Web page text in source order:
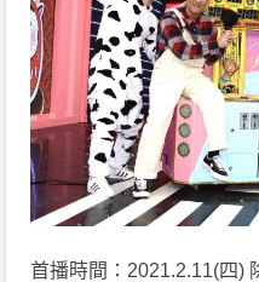
首播時間：2021.2.11(四)